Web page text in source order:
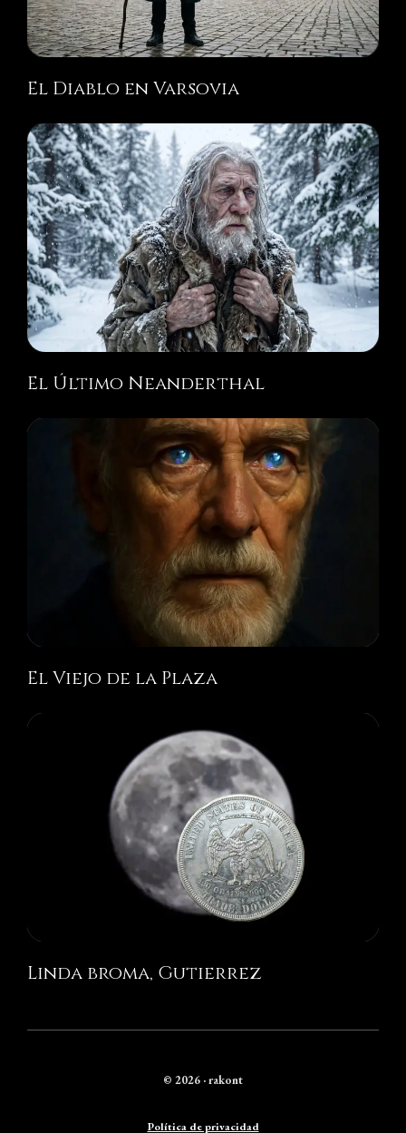
El Diablo en Varsovia
El Último Neanderthal
El Viejo de la Plaza
Linda broma, Gutierrez
© 2026 · rakont
Política de privacidad